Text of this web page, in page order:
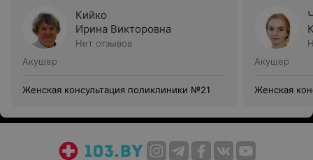
Кийко
Ирина Викторовна
Нет отзывов
Акушер
Женская консультация поликлиники №21
Акушер
Женская